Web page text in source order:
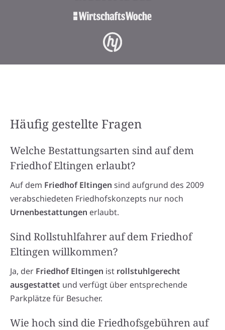
Häufig gestellte Fragen
Welche Bestattungsarten sind auf dem
Friedhof Eltingen erlaubt?
Auf dem Friedhof Eltingen sind aufgrund des 2009
verabschiedeten Friedhofskonzepts nur noch
Urnenbestattungen erlaubt.
Sind Rollstuhlfahrer auf dem Friedhof
Eltingen willkommen?
Ja, der Friedhof Eltingen ist rollstuhlgerecht
ausgestattet und verfügt über entsprechende
Parkplätze für Besucher.
Wie hoch sind die Friedhofsgebühren auf